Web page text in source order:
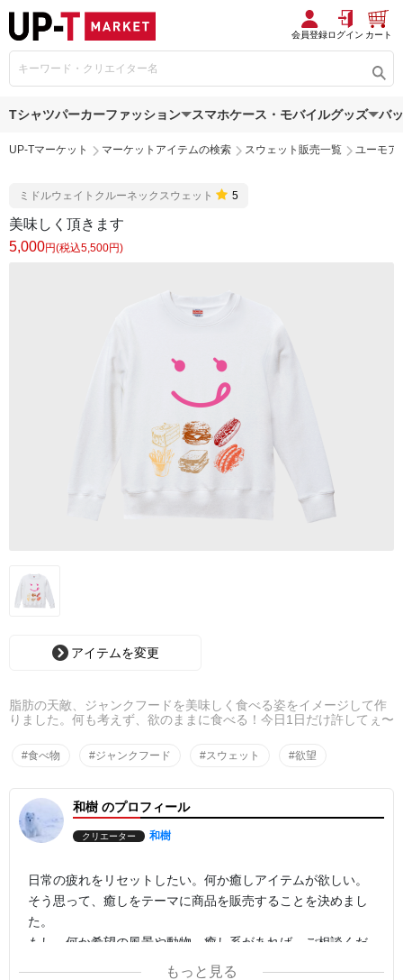
会員登録ログイン カート
Tシャツパーカーファッション スマホケース・モバイルグッズ バ
UP-Tマーケット マーケットアイテムの検索 スウェット販売一覧 ユーモア
ミドルウェイトクルーネックスウェット 5
美味しく頂きます
5,000円(税込5,500円)
アイテムを変更
脂肪の天敵、ジャンクフードを美味しく食べる姿をイメージして作
りました。何も考えず、欲のままに食べる！今日1日だけ許してぇ〜
#食べ物 #ジャンクフード #スウェット #欲望
和樹 のプロフィール
クリエーター 和樹
日常の疲れをリセットしたい。何か癒しアイテムが欲しい。
そう思って、癒しをテーマに商品を販売することを決めまし
た。
もし、何か希望の風景や動物、癒し系があれば、ご相談くだ
さい。最善を尽くし、希望に添えるような商品を提供して行
もっと見る